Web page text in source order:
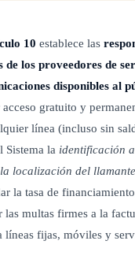
el personal, espacio físico
y tecnológico,
para el
inciso anterior por el
la atención psicológica
10 establece las
de los proveedores de
disponibles al
acceso gratuito y
línea (incluso sin
Sistema la identificación
localización del llamante
la tasa de
las multas firmes a la
líneas fijas, móviles y